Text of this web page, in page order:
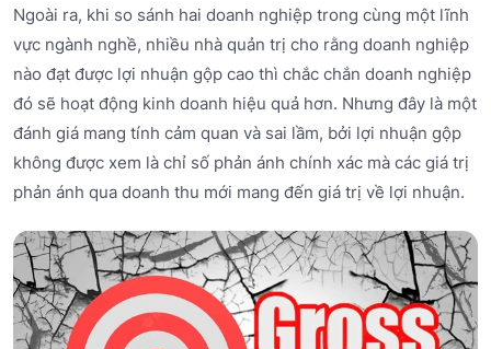
Ngoài ra, khi so sánh hai doanh nghiệp trong cùng một lĩnh
vực ngành nghề, nhiều nhà quản trị cho rằng doanh nghiệp
nào đạt được lợi nhuận gộp cao thì chắc chắn doanh nghiệp
đó sẽ hoạt động kinh doanh hiệu quả hơn. Nhưng đây là một
đánh giá mang tính cảm quan và sai lầm, bởi lợi nhuận gộp
không được xem là chỉ số phản ánh chính xác mà các giá trị
phản ánh qua doanh thu mới mang đến giá trị về lợi nhuận.